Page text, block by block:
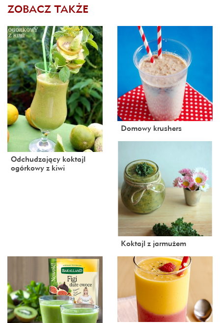
ZOBACZ TAKŻE
Odchudzający koktajl
ogórkowy z kiwi
Domowy krushers
Koktajl z jarmużem